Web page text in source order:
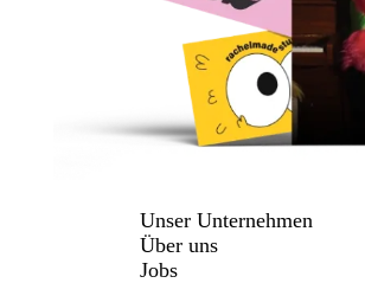
Unser Unternehmen
Über uns
Jobs